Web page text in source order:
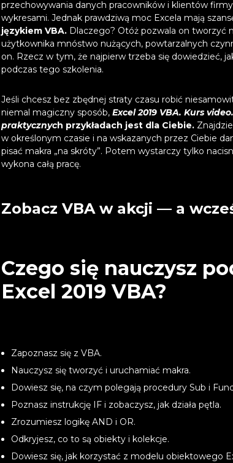
przechowywania danych pracowników i klientów
wykresami. Jednak prawdziwą moc Excela mają
językiem VBA. Dlaczego? Otóż pozwala on tworzyć
użytkownika mnóstwo nużących, powtarzalnych
on. Rzecz w tym, że najpierw trzeba się dowiedzieć,
podczas tego szkolenia.
Jeśli chcesz bez zbędnej straty czasu robić
niemal magiczny sposób, Excel 2019 VBA. Kurs
praktycznych przykładach jest dla Ciebie.
w określonym czasie i na wskazanych przez Ciebie
pisać makra „na skróty”. Potem wystarczy tylko
wykona całą pracę.
Zobacz VBA w akcji — a
Czego się nauczysz
Excel 2019 VBA?
Zapoznasz się z VBA.
Nauczysz się tworzyć i uruchamiać makra.
Dowiesz się, na czym polegają procedury Sub i
Poznasz instrukcję IF i zobaczysz, jak działa pętla.
Zrozumiesz logikę AND i OR.
Odkryjesz, co to są obiekty i kolekcje.
Dowiesz się, jak korzystać z modelu obiektowego